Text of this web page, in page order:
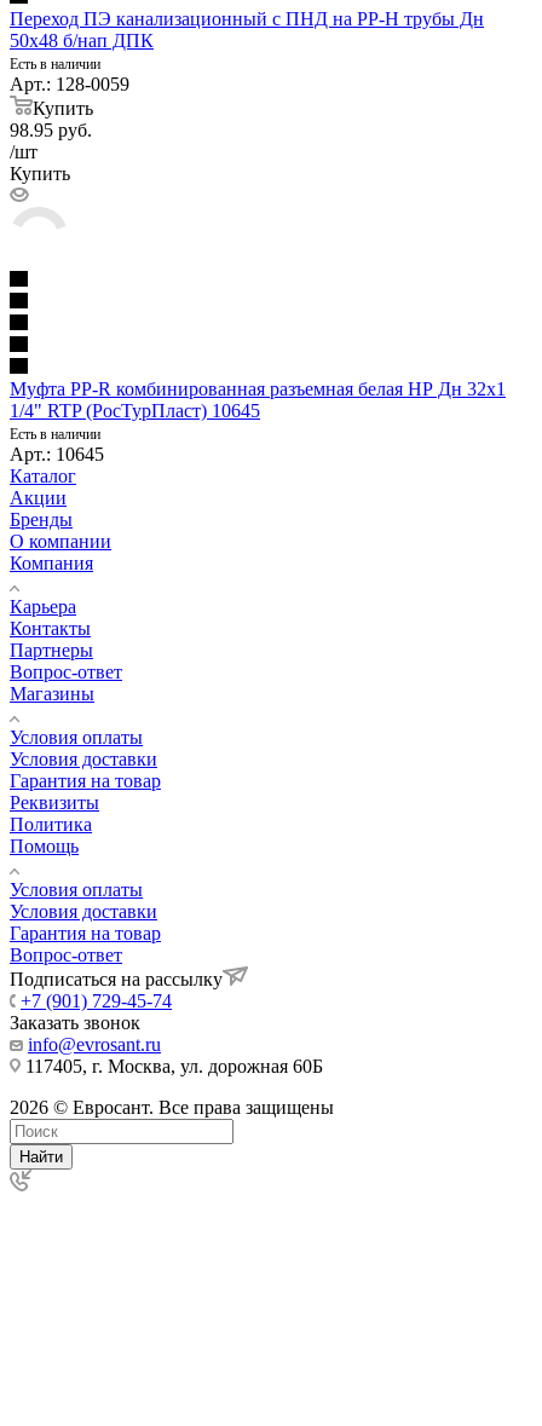
Переход ПЭ канализационный с ПНД на PP-H трубы Дн
50х48 б/нап ДПК
Есть в наличии
Арт.: 128-0059
Купить
98.95 руб.
/шт
Купить
Муфта PP-R комбинированная разъемная белая НР Дн 32х1
1/4" RTP (РосТурПласт) 10645
Есть в наличии
Арт.: 10645
Каталог
Акции
Бренды
О компании
Компания
Карьера
Контакты
Партнеры
Вопрос-ответ
Магазины
Условия оплаты
Условия доставки
Гарантия на товар
Реквизиты
Политика
Помощь
Условия оплаты
Условия доставки
Гарантия на товар
Вопрос-ответ
Подписаться на рассылку
+7 (901) 729-45-74
Заказать звонок
info@evrosant.ru
117405, г. Москва, ул. дорожная 60Б
2026 © Евросант. Все права защищены
Найти